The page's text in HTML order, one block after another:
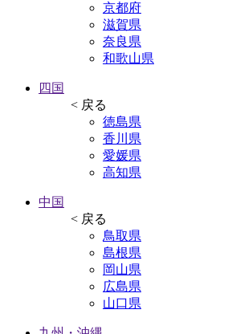
京都府
滋賀県
奈良県
和歌山県
四国
< 戻る
徳島県
香川県
愛媛県
高知県
中国
< 戻る
鳥取県
島根県
岡山県
広島県
山口県